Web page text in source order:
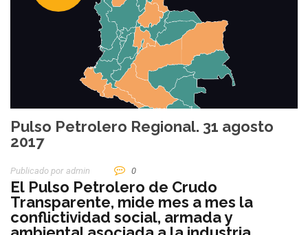
Pulso Petrolero Regional. 31 agosto
2017
Publicado por Admin 0
El Pulso Petrolero de Crudo
Transparente, mide mes a mes la
conflictividad social, armada y